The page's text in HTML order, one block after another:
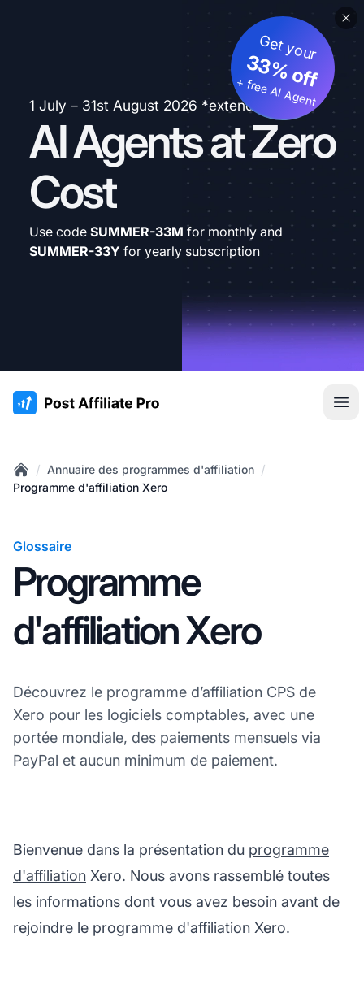
1 July – 31st August 2026 *extended
AI Agents at Zero
Cost
Get your
33% off
+ free AI Agent
Use code SUMMER-33M for monthly and
SUMMER-33Y for yearly subscription
:site.title
Home
/ Annuaire des programmes d'affiliation /
Programme d'affiliation Xero
Glossaire
Programme
d'affiliation Xero
Découvrez le programme d’affiliation CPS de
Xero pour les logiciels comptables, avec une
portée mondiale, des paiements mensuels via
PayPal et aucun minimum de paiement.
Bienvenue dans la présentation du programme
d'affiliation Xero. Nous avons rassemblé toutes
les informations dont vous avez besoin avant de
rejoindre le programme d'affiliation Xero.